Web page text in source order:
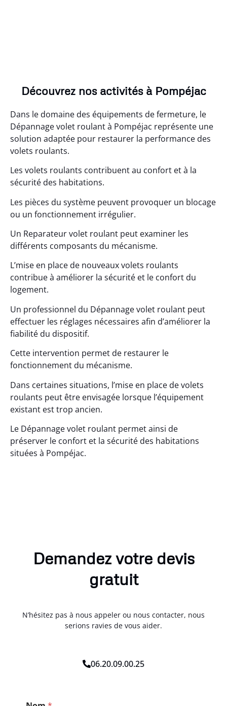
Découvrez nos activités à Pompéjac
Dans le domaine des équipements de fermeture, le
Dépannage volet roulant à Pompéjac représente une
solution adaptée pour restaurer la performance des
volets roulants.
Les volets roulants contribuent au confort et à la
sécurité des habitations.
Les pièces du système peuvent provoquer un blocage
ou un fonctionnement irrégulier.
Un Reparateur volet roulant peut examiner les
différents composants du mécanisme.
L’mise en place de nouveaux volets roulants
contribue à améliorer la sécurité et le confort du
logement.
Un professionnel du Dépannage volet roulant peut
effectuer les réglages nécessaires afin d’améliorer la
fiabilité du dispositif.
Cette intervention permet de restaurer le
fonctionnement du mécanisme.
Dans certaines situations, l’mise en place de volets
roulants peut être envisagée lorsque l’équipement
existant est trop ancien.
Le Dépannage volet roulant permet ainsi de
préserver le confort et la sécurité des habitations
situées à Pompéjac.
Demandez votre devis
gratuit
N’hésitez pas à nous appeler ou nous contacter, nous
serions ravies de vous aider.
06.20.09.00.25